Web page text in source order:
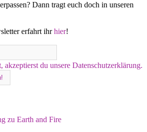
Dann tragt euch doch in unseren
erfahrt ihrhier!
akzeptierst du unsere Datenschutzerklärung.
zu Earth and Fire